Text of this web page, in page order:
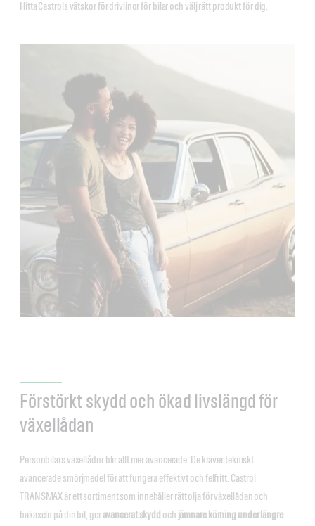
Hitta Castrols vätskor för drivlinor för bilar och välj rätt produkt för dig.
Förstörkt skydd och ökad livslängd för
växellådan
Personbilars växellådor blir allt mer avancerade. De kräver tekniskt
avancerade smörjmedel för att fungera effektivt och felfritt. Castrol
TRANSMAX är ett sortiment som innehåller rätt olja för växellådan och
bakaxeln på din bil, geravancerat skydd och jämnare körning under längre